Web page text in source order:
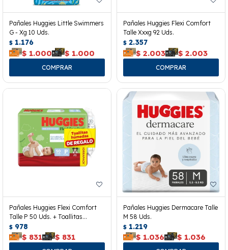
Pañales Huggies Little Swimmers
G - Xg 10 Uds.
$ 1.176
$ 1.000 $ 1.000
Pañales Huggies Flexi Comfort
Talle Xxxg 92 Uds.
$ 2.357
$ 2.003 $ 2.003
Pañales Huggies Flexi Comfort
Talle P 50 Uds. + Toallitas
Húmedas
$ 978
$ 831 $ 831
Pañales Huggies Dermacare Talle
M 58 Uds.
$ 1.219
$ 1.036 $ 1.036